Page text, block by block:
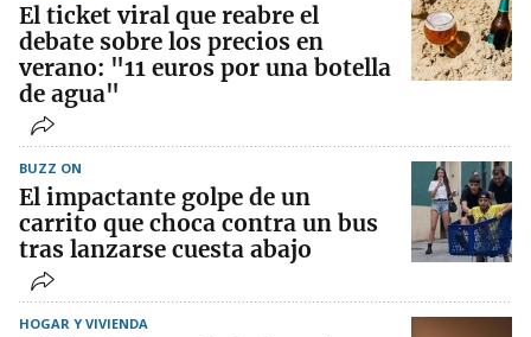
El ticket viral que reabre el
debate sobre los precios en
verano: "11 euros por una botella
de agua"
BUZZ ON
El impactante golpe de un
carrito que choca contra un bus
tras lanzarse cuesta abajo
HOGAR Y VIVIENDA